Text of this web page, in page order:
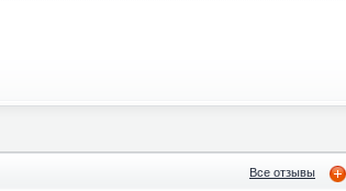
Все отзывы